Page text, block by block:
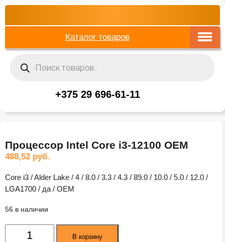
Каталог товаров
товаров
+375 29 696-61-11
Процессор Intel Core i3-12100 OEM
488,52 руб.
Core i3 / Alder Lake / 4 / 8.0 / 3.3 / 4.3 / 89.0 / 10.0 / 5.0 / 12.0 /
LGA1700 / да / OEM
56 в наличии
Количество
В корзину